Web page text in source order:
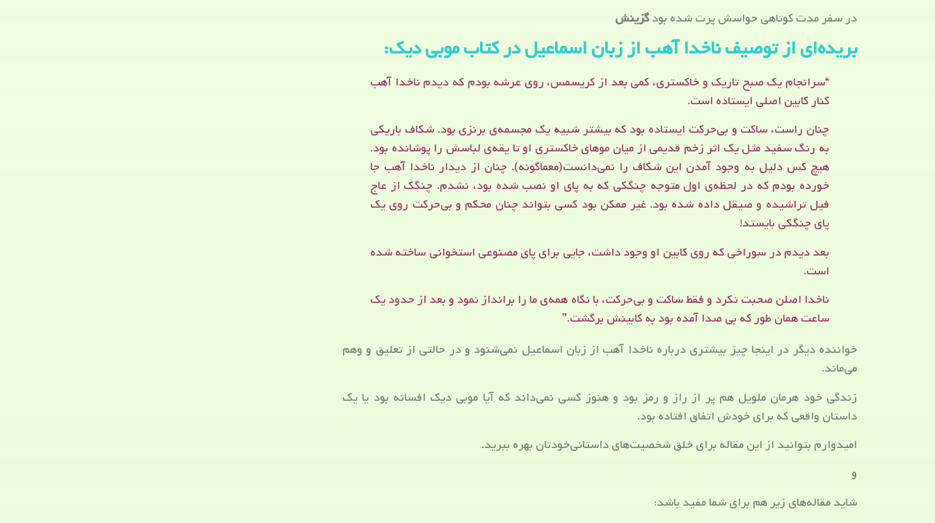
در سفر مدت کوتاهی حواسش پرت شده بودگزینش
بریده‌ای از توصیف ناخدا آهب از زبان اسماعیل در کتاب موبی دیک:
“سرانجام یک صبح تاریک و خاکستری، کمی بعد از کریسمس، روی عرشه بودم که دیدم ناخدا آهب
کنار کابین اصلی ایستاده است.
چنان راست، ساکت و بی‌حرکت ایستاده بود که بیشتر شبیه یک مجسمه‌ی برنزی بود. شکاف باریکی
به رنگ سفید مثل یک اثر زخم قدیمی از میان موهای خاکستری او تا یقه‌ی لباسش را پوشانده بود.
هیچ کس دلیل به وجود آمدن این شکاف را نمی‌دانست(معماگونه). چنان از دیدار ناخدا آهب جا
خورده بودم که در لحظه‌ی اول متوجه چنگکی که به پای او نصب شده بود، نشدم. چنگک از عاج
فیل تراشیده و صیقل داده شده بود. غیر ممکن بود کسی بتواند چنان محکم و بی‌حرکت روی یک
پای چنگکی بایستد!
بعد دیدم در سوراخی که روی کابین او وجود داشت، جایی برای پای مصنوعی استخوانی ساخته شده
است.
ناخدا اصلن صحبت نکرد و فقط ساکت و بی‌حرکت، با نگاه همه‌ی ما را برانداز نمود و بعد از حدود یک
ساعت همان طور که بی صدا آمده بود به کابینش برگشت.”
خواننده دیگر در اینجا چیز بیشتری درباره ناخدا آهب از زبان اسماعیل نمی‌شنود و در حالتی از تعلیق و وهم
می‌ماند.
زندگی خود هرمان ملویل هم پر از راز و رمز بود و هنوز کسی نمی‌داند که آیا موبی دیک افسانه بود یا یک
داستان واقعی که برای خودش اتفاق افتاده بود.
امیدوارم بتوانید از این مقاله برای خلق شخصیت‌های داستانی‌خودتان بهره ببرید.
و
شاید مقاله‌های زیر هم برای شما مفید باشد: